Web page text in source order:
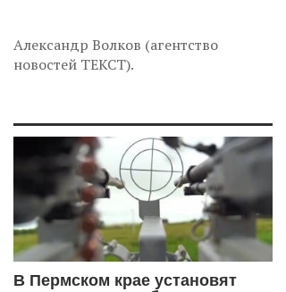
Александр Волков (агентство
новостей ТЕКСТ).
В Пермском крае установят